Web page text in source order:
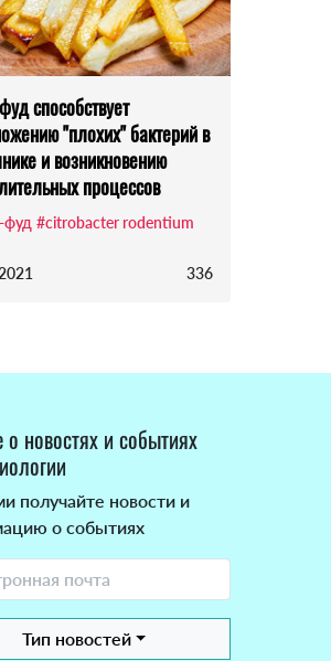
способствует
"плохих" бактерий в
и возникновению
процессов
фуд #citrobacter rodentium
336
о новостях и событиях
получайте новости и
о событиях
Тип новостей